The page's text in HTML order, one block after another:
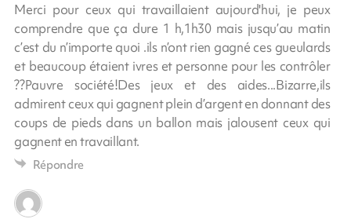
Merci pour ceux qui travaillaient aujourd'hui, je peux
comprendre que ça dure 1 h,1h30 mais jusqu’au matin
c’est du n’importe quoi .ils n’ont rien gagné ces gueulards
et beaucoup étaient ivres et personne pour les contrôler
??Pauvre société!Des jeux et des aides...Bizarre,ils
admirent ceux qui gagnent plein d’argent en donnant des
coups de pieds dans un ballon mais jalousent ceux qui
gagnent en travaillant.
Répondre